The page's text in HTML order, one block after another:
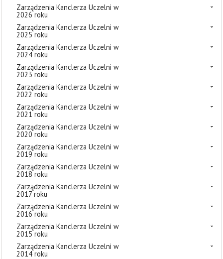
Zarządzenia Kanclerza Uczelni w
2026 roku
Zarządzenia Kanclerza Uczelni w
2025 roku
Zarządzenia Kanclerza Uczelni w
2024 roku
Zarządzenia Kanclerza Uczelni w
2023 roku
Zarządzenia Kanclerza Uczelni w
2022 roku
Zarządzenia Kanclerza Uczelni w
2021 roku
Zarządzenia Kanclerza Uczelni w
2020 roku
Zarządzenia Kanclerza Uczelni w
2019 roku
Zarządzenia Kanclerza Uczelni w
2018 roku
Zarządzenia Kanclerza Uczelni w
2017 roku
Zarządzenia Kanclerza Uczelni w
2016 roku
Zarządzenia Kanclerza Uczelni w
2015 roku
Zarządzenia Kanclerza Uczelni w
2014 roku